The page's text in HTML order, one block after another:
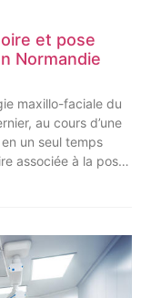
et pose
Normandie
maxillo-faciale du
au cours d’une
un seul temps
associée à la pose